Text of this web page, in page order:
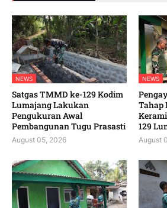
NEWS
Satgas TMMD ke-129 Kodim
Lumajang Lakukan
Pengukuran Awal
Pembangunan Tugu Prasasti
August 05, 2026
NEWS
Tahap
129
August